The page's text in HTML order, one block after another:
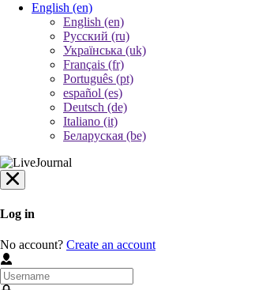
English (en)
English (en)
Русский (ru)
Українська (uk)
Français (fr)
Português (pt)
español (es)
Deutsch (de)
Italiano (it)
Беларуская (be)
Log in
No account? Create an account